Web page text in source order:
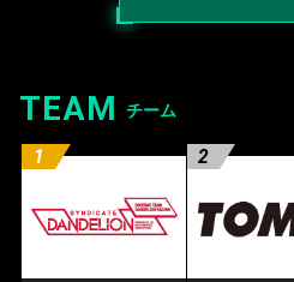
TEAM チーム